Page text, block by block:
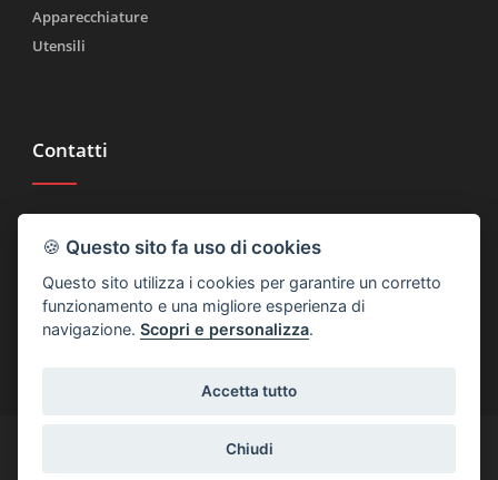
Apparecchiature
Utensili
Contatti
Fax (+39) 030 2753090
info@rtmricambi.com
info@rtmricambi.com
🍪 Questo sito fa uso di cookies
Questo sito utilizza i cookies per garantire un corretto
funzionamento e una migliore esperienza di
navigazione.Scopri e personalizza.
Accetta tutto
Chiudi